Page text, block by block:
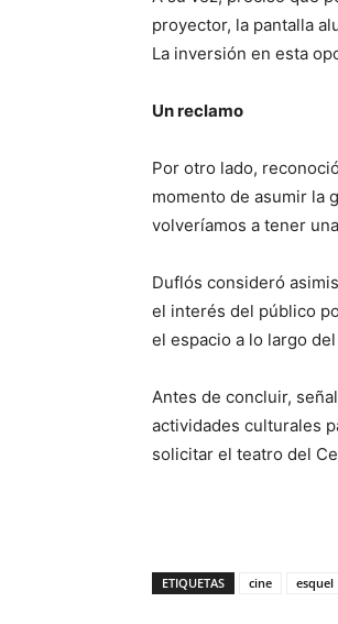
proyector, la pantalla
La inversión en esta
Un reclamo
Por otro lado,
momento de asumir la
volveríamos a tener
Duflós consideró
el interés del público
el espacio a lo largo
Antes de concluir,
actividades culturales
solicitar el teatro del
ETIQUETAS cine esquel